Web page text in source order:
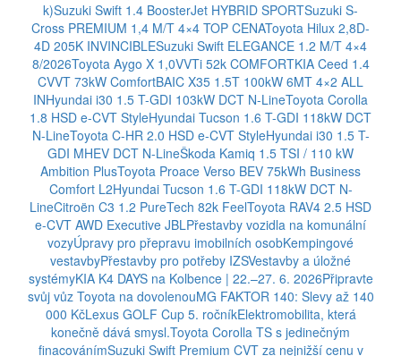
k)Suzuki Swift 1.4 BoosterJet HYBRID SPORTSuzuki S-
Cross PREMIUM 1,4 M/T 4×4 TOP CENAToyota Hilux 2,8D-
4D 205K INVINCIBLESuzuki Swift ELEGANCE 1.2 M/T 4×4
8/2026Toyota Aygo X 1,0VVTi 52k COMFORTKIA Ceed 1.4
CVVT 73kW ComfortBAIC X35 1.5T 100kW 6MT 4×2 ALL
INHyundai i30 1.5 T-GDI 103kW DCT N-LineToyota Corolla
1.8 HSD e-CVT StyleHyundai Tucson 1.6 T-GDI 118kW DCT
N-LineToyota C-HR 2.0 HSD e-CVT StyleHyundai i30 1.5 T-
GDI MHEV DCT N-LineŠkoda Kamiq 1.5 TSI / 110 kW
Ambition PlusToyota Proace Verso BEV 75kWh Business
Comfort L2Hyundai Tucson 1.6 T-GDI 118kW DCT N-
LineCitroën C3 1.2 PureTech 82k FeelToyota RAV4 2.5 HSD
e-CVT AWD Executive JBLPřestavby vozidla na komunální
vozyÚpravy pro přepravu imobilních osobKempingové
vestavbyPřestavby pro potřeby IZSVestavby a úložné
systémyKIA K4 DAYS na Kolbence | 22.–27. 6. 2026Připravte
svůj vůz Toyota na dovolenouMG FAKTOR 140: Slevy až 140
000 KčLexus GOLF Cup 5. ročníkElektromobilita, která
konečně dává smysl.Toyota Corolla TS s jedinečným
finacovánímSuzuki Swift Premium CVT za nejnižší cenu v